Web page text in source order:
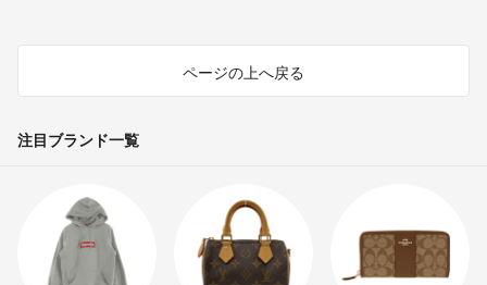
ページの上へ戻る
注目ブランド一覧